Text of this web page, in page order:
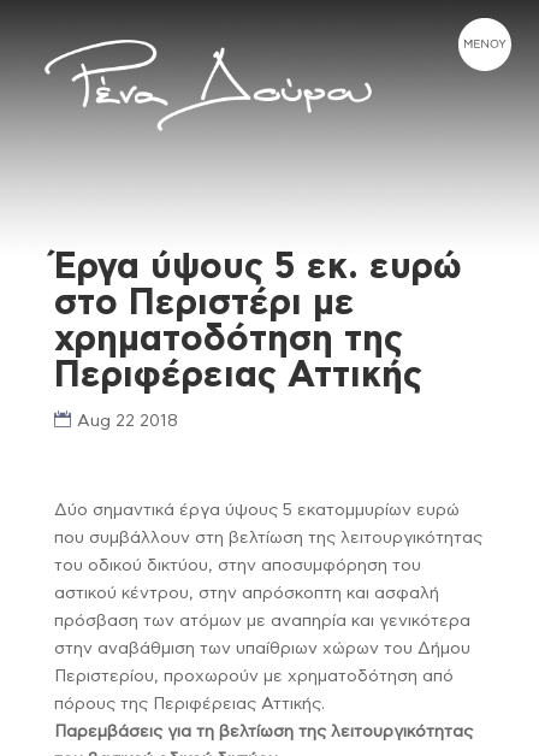
Έργα ύψους 5 εκ. ευρώ
στο Περιστέρι με
χρηματοδότηση της
Περιφέρειας Αττικής
Aug 22 2018
Δύο σημαντικά έργα ύψους 5 εκατομμυρίων ευρώ
που συμβάλλουν στη βελτίωση της λειτουργικότητας
του οδικού δικτύου, στην αποσυμφόρηση του
αστικού κέντρου, στην απρόσκοπτη και ασφαλή
πρόσβαση των ατόμων με αναπηρία και γενικότερα
στην αναβάθμιση των υπαίθριων χώρων του Δήμου
Περιστερίου, προχωρούν με χρηματοδότηση από
πόρους της Περιφέρειας Αττικής.
Παρεμβάσεις για τη βελτίωση της λειτουργικότητας